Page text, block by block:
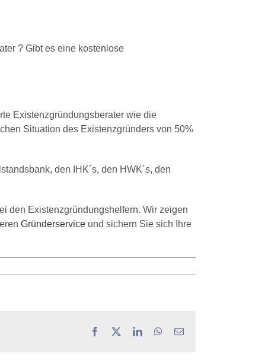
? Gibt es eine kostenlose
Existenzgründungsberater wie die
Situation des Existenzgründers von 50%
den IHK´s, den HWK´s, den
den Existenzgründungshelfern. Wir zeigen
Gründerservice und sichern Sie sich Ihre
Facebook LinkedInWhatsApp
E-